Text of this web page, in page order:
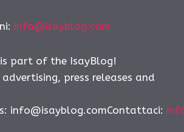
info@isayblog.com
part of the IsayBlog!
press releases and
info@isayblog.comContattaci: